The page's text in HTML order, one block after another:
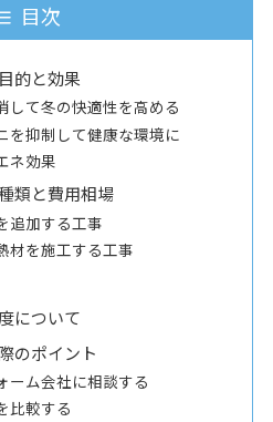
目次
的と効果
して冬の快適性を高める
を抑制して健康な環境に
ネ効果
類と費用相場
追加する工事
材を施工する工事
について
のポイント
ーム会社に相談する
比較する